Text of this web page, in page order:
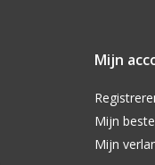
Mijn
Mijn
Mijn